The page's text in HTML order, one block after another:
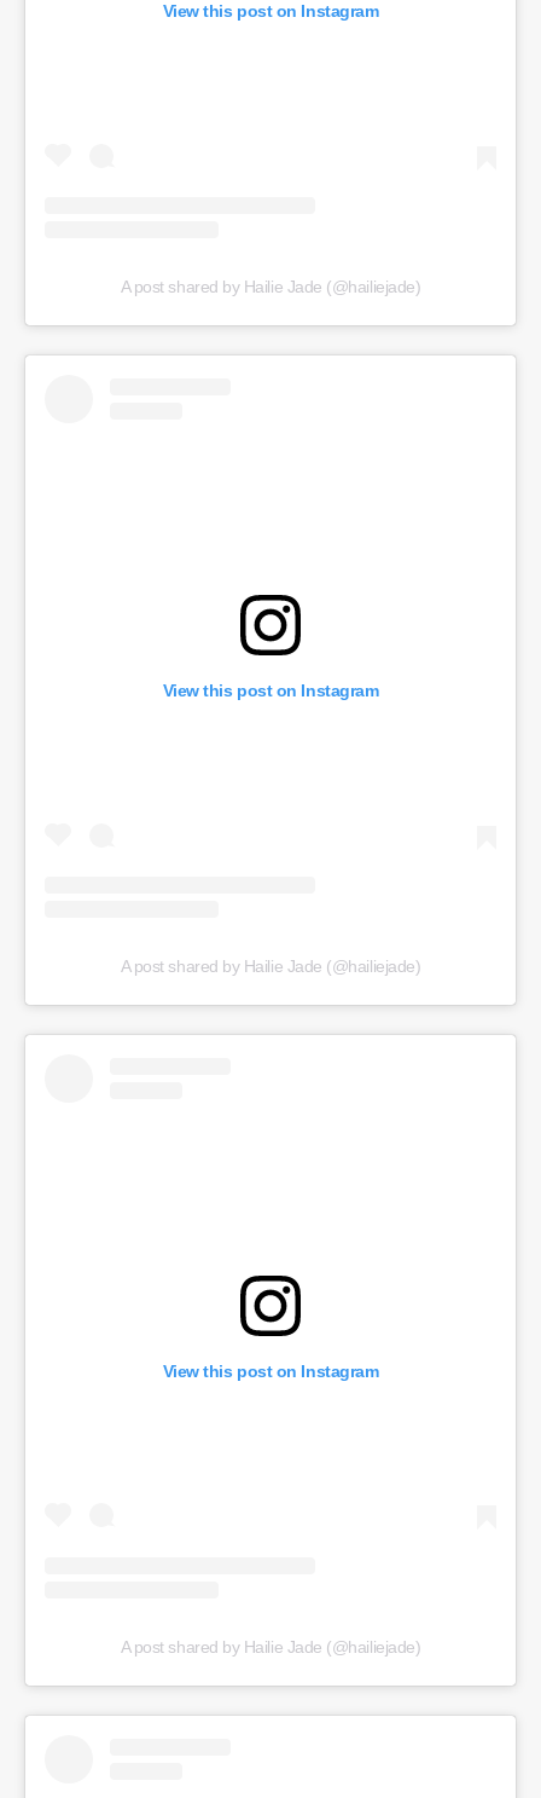
View this post on Instagram
A post shared by Hailie Jade (@hailiejade)
View this post on Instagram
A post shared by Hailie Jade (@hailiejade)
View this post on Instagram
A post shared by Hailie Jade (@hailiejade)